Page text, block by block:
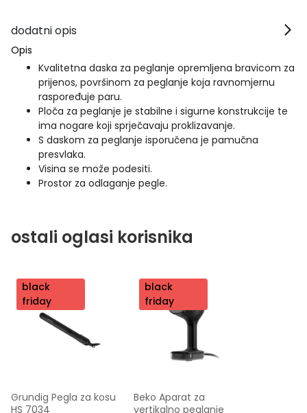
dodatni opis
Opis
Kvalitetna daska za peglanje opremljena bravicom za
prijenos, površinom za peglanje koja ravnomjernu
raspoređuje paru.
Ploča za peglanje je stabilne i sigurne konstrukcije te
ima nogare koji sprječavaju proklizavanje.
S daskom za peglanje isporučena je pamučna
presvlaka.
Visina se može podesiti.
Prostor za odlaganje pegle.
ostali oglasi korisnika
nov
o
black
friday
Grundig Pegla za kosu
HS 7034
nov
o
black
friday
Beko Aparat za
vertikalno peglanje